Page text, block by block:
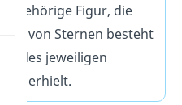
zugehörige Figur, die
von Sternen besteht
des jeweiligen
erhielt.